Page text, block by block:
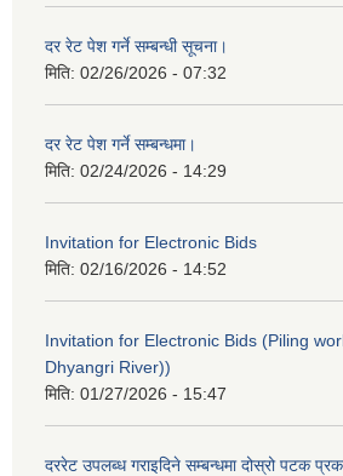
दर रेट पेश गर्ने सम्बन्धी सूचना।
मिति: 02/26/2026 - 07:32
दर रेट पेश गर्ने सम्बन्धमा।
मिति: 02/24/2026 - 14:29
Invitation for Electronic Bids
मिति: 02/16/2026 - 14:52
Invitation for Electronic Bids (Piling
Dhyangri River))
मिति: 01/27/2026 - 15:47
दररेट उपलब्ध गराइदिने सम्बन्धमा दोस्रो पटक